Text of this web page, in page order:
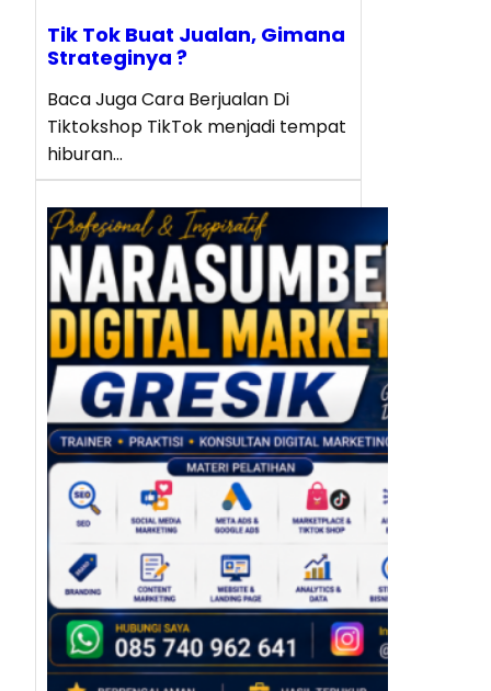
Tik Tok Buat Jualan, Gimana
Strateginya ?
Baca Juga Cara Berjualan Di
Tiktokshop TikTok menjadi tempat
hiburan…